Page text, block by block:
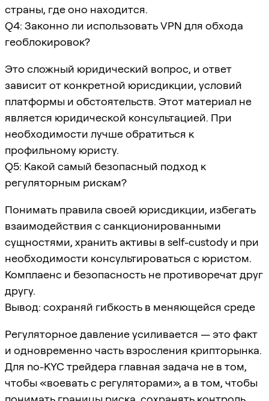
страны, где оно находится.
Q4: Законно ли использовать VPN для обхода
геоблокировок?
Это сложный юридический вопрос, и ответ
зависит от конкретной юрисдикции, условий
платформы и обстоятельств. Этот материал не
является юридической консультацией. При
необходимости лучше обратиться к
профильному юристу.
Q5: Какой самый безопасный подход к
регуляторным рискам?
Понимать правила своей юрисдикции, избегать
взаимодействия с санкционированными
сущностями, хранить активы в self-custody и при
необходимости консультироваться с юристом.
Комплаенс и безопасность не противоречат друг
другу.
Вывод: сохраняй гибкость в меняющейся среде
Регуляторное давление усиливается — это факт
и одновременно часть взросления крипторынка.
Для no-KYC трейдера главная задача не в том,
чтобы «воевать с регуляторами», а в том, чтобы